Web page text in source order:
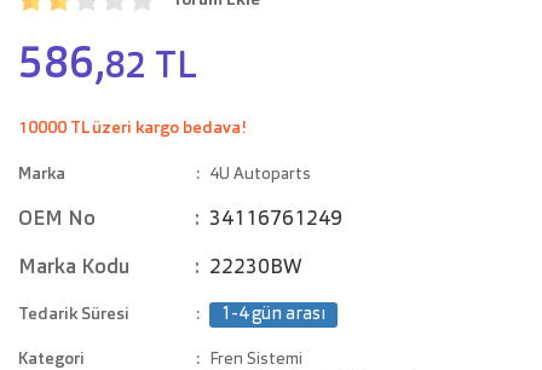
586,82 TL
10000 TL üzeri kargo bedava!
Marka 4U Autoparts
OEM No 34116761249
Marka Kodu 22230BW
Tedarik Süresi 1-4 gün arası
Kategori
Fren Sistemi